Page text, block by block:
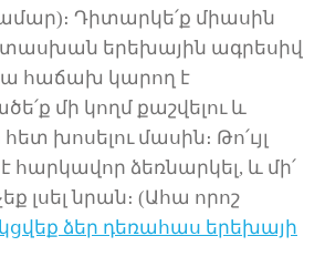
Դիտարկե՛ք միասին
երեխային ագրեսիվ
սա հաճախ կարող է
՛ք մի կողմ քաշվելու և
հետ խոսելու մասին։ Թո՛ւյլ
հարկավոր ձեռնարկել, և մի՛
լսել նրան։ (Ահա որոշ
ձեր դեռահաս երեխայի